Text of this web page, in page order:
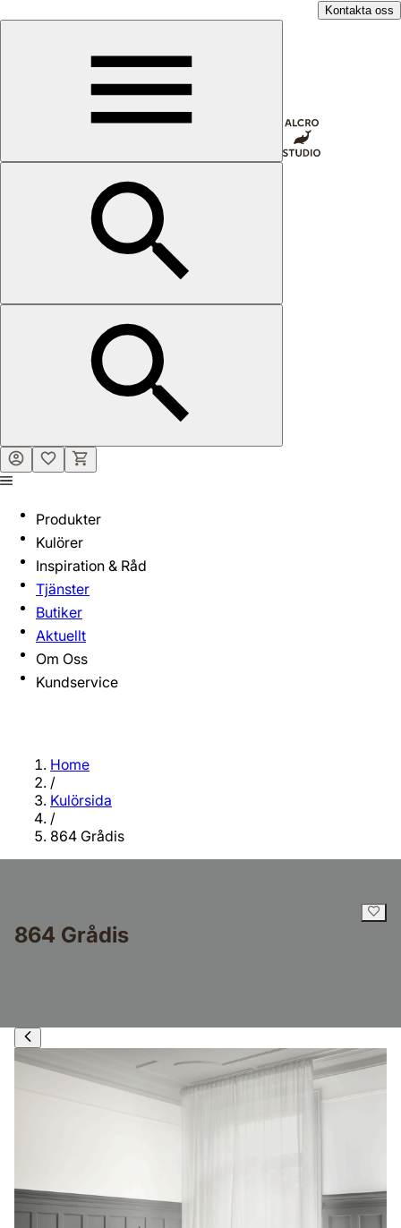
Kontakta oss
Produkter
Kulörer
Inspiration & Råd
Tjänster
Butiker
Aktuellt
Om Oss
Kundservice
Home
/
Kulörsida
/
864 Grådis
864 Grådis